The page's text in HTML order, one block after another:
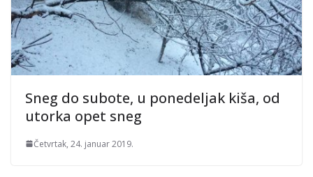
Sneg do subote, u ponedeljak kiša, od
utorka opet sneg
Četvrtak, 24. januar 2019.